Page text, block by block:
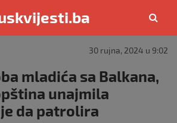
30 rujna, 2024 u 9:02
mladića sa Balkana,
unajmila
da patrolira